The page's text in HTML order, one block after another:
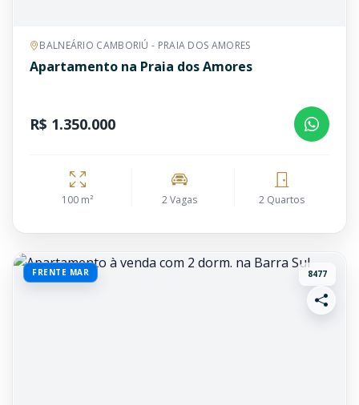
BALNEÁRIO CAMBORIÚ - PRAIA DOS AMORES
Apartamento na Praia dos Amores
R$ 1.350.000
100 m² 2 Vagas 2 Quartos
FRENTE MAR 8477